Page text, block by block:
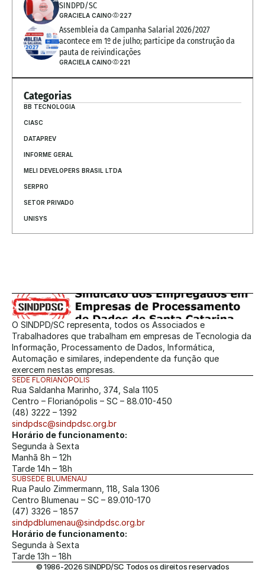
SINDPD/SC
GRACIELA CAINO 227
Assembleia da Campanha Salarial 2026/2027
acontece em 1º de julho; participe da construção da
pauta de reivindicações
GRACIELA CAINO 221
Categorias
BB TECNOLOGIA
CIASC
DATAPREV
INFORME GERAL
MELI DEVELOPERS BRASIL LTDA
SERPRO
SETOR PRIVADO
UNISYS
O SINDPD/SC representa, todos os Associados e
Trabalhadores que trabalham em empresas de Tecnologia da
Informação, Processamento de Dados, Informática,
Automação e similares, independente da função que
exercem nestas empresas.
SEDE FLORIANÓPOLIS
Rua Saldanha Marinho, 374, Sala 1105
Centro – Florianópolis – SC – 88.010-450
(48) 3222 – 1392
sindpdsc@sindpdsc.org.br
Horário de funcionamento:
Segunda à Sexta
Manhã 8h – 12h
Tarde 14h – 18h
SUBSEDE BLUMENAU
Rua Paulo Zimmermann, 118, Sala 1306
Centro Blumenau – SC – 89.010-170
(47) 3326 – 1857
sindpdblumenau@sindpdsc.org.br
Horário de funcionamento:
Segunda à Sexta
Tarde 13h – 18h
© 1986-2026 SINDPD/SC Todos os direitos reservados